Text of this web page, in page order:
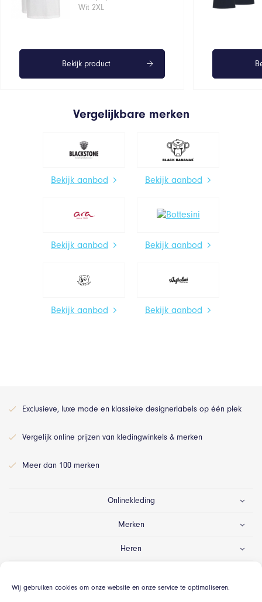
Wij gebruiken cookies om onze website en onze service te optimaliseren.
Wit 2XL
Bekijk product
Vergelijkbare merken
Bekijk aanbod Bekijk aanbod
Bekijk aanbod Bekijk aanbod
Bekijk aanbod Bekijk aanbod
Exclusieve, luxe mode en klassieke designerlabels op één plek
Vergelijk online prijzen van kledingwinkels & merken
Meer dan 100 merken
Onlinekleding
Merken
Heren